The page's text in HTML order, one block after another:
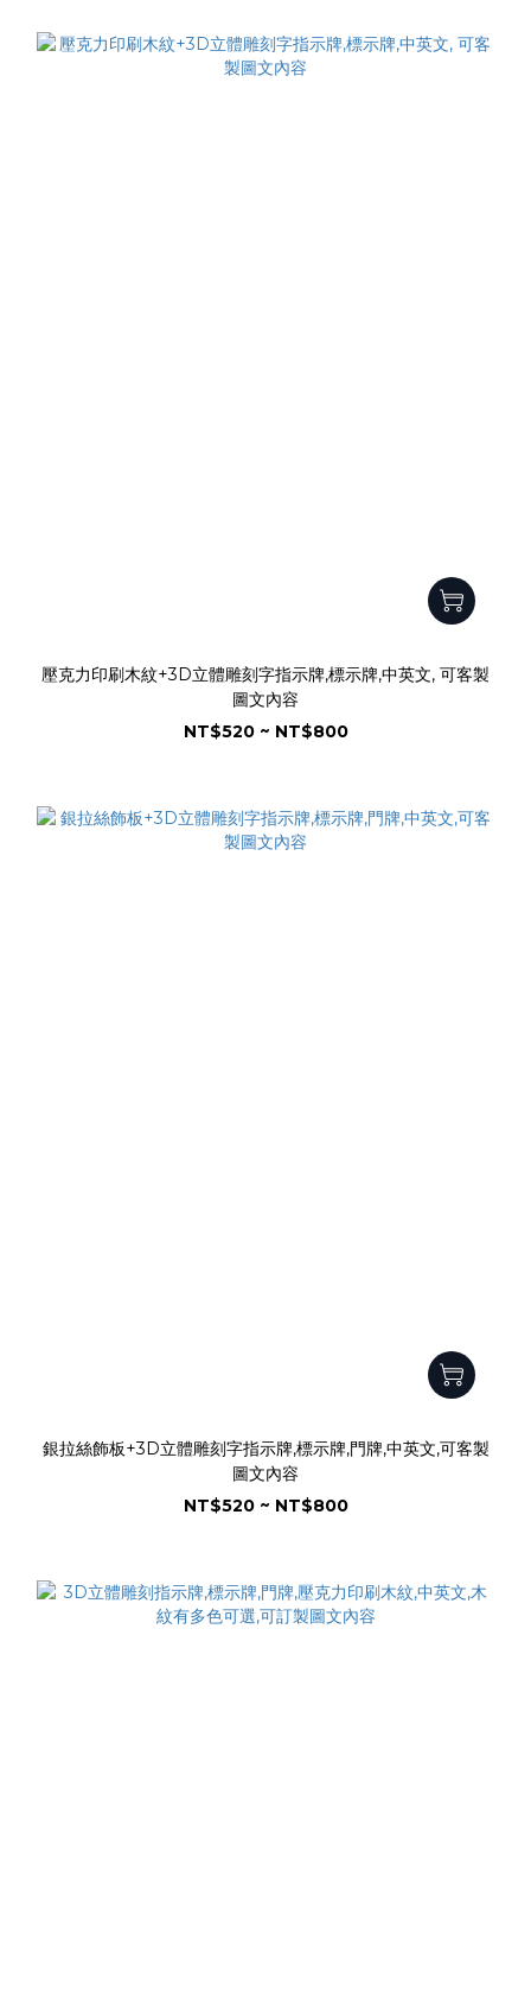
壓克力印刷木紋+3D立體雕刻字指示牌,標示牌,中英文, 可客製
圖文內容
NT$520 ~ NT$800
銀拉絲飾板+3D立體雕刻字指示牌,標示牌,門牌,中英文,可客製
圖文內容
NT$520 ~ NT$800